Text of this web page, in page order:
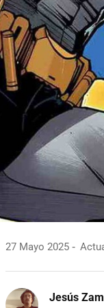
27 Mayo 2025
Jesús